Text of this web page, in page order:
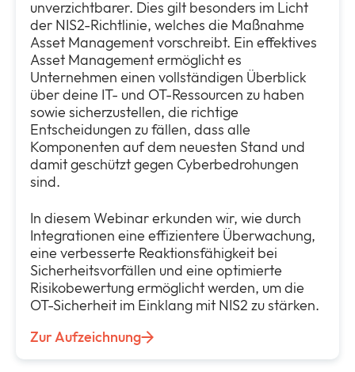
unverzichtbarer. Dies gilt besonders im Licht
der NIS2-Richtlinie, welches die Maßnahme
Asset Management vorschreibt. Ein effektives
Asset Management ermöglicht es
Unternehmen einen vollständigen Überblick
über deine IT- und OT-Ressourcen zu haben
sowie sicherzustellen, die richtige
Entscheidungen zu fällen, dass alle
Komponenten auf dem neuesten Stand und
damit geschützt gegen Cyberbedrohungen
sind.
In diesem Webinar erkunden wir, wie durch
Integrationen eine effizientere Überwachung,
eine verbesserte Reaktionsfähigkeit bei
Sicherheitsvorfällen und eine optimierte
Risikobewertung ermöglicht werden, um die
OT-Sicherheit im Einklang mit NIS2 zu stärken.
Zur Aufzeichnung